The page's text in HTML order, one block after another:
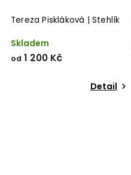
Tereza Piskláková | Stehlík
Skladem
od 1 200 Kč
Detail